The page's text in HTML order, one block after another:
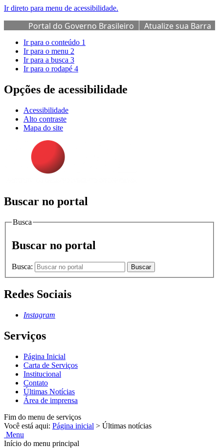
Ir direto para menu de acessibilidade.
Portal do Governo Brasileiro
Atualize sua Barra
de Governo
Ir para o conteúdo 1
Ir para o menu 2
Ir para a busca 3
Ir para o rodapé 4
Opções de acessibilidade
Acessibilidade
Alto contraste
Mapa do site
Buscar no portal
Busca
Buscar no portal
Busca: Buscar
Redes Sociais
Instagram
Serviços
Página Inicial
Carta de Serviços
Institucional
Contato
Últimas Notícias
Área de imprensa
Fim do menu de serviços
Você está aqui: Página inicial > Últimas notícias
Menu
Início do menu principal